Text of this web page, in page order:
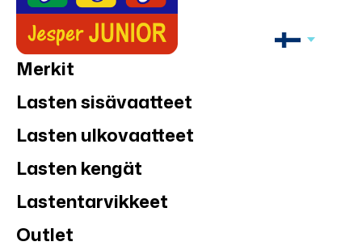
Merkit
Lasten sisävaatteet
Lasten ulkovaatteet
Lasten kengät
Lastentarvikkeet
Outlet